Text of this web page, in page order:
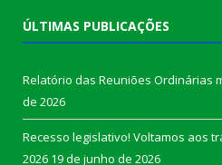
ÚLTIMAS PUBLICAÇÕES
Relatório das Reuniões Ordinárias
de 2026
Recesso legislativo! Voltamos aos
2026 19 de junho de 2026